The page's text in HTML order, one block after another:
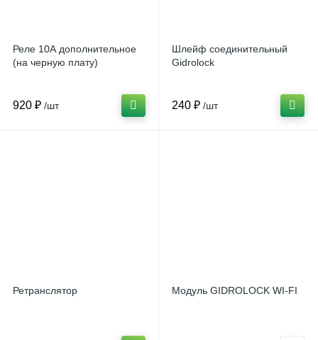
Реле 10А дополнительное
(на черную плату)
920 ₽ /шт
Шлейф соединительный
Gidrolock
240 ₽ /шт
Ретранслятор Модуль GIDROLOCK WI-FI